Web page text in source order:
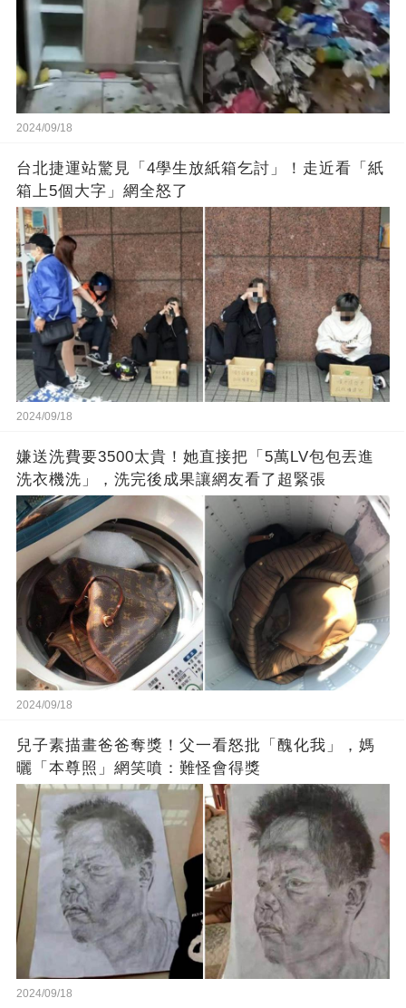
2024/09/18
台北捷運站驚見「4學生放紙箱乞討」！走近看「紙
箱上5個大字」網全怒了
2024/09/18
嫌送洗費要3500太貴！她直接把「5萬LV包包丟進
洗衣機洗」，洗完後成果讓網友看了超緊張
2024/09/18
兒子素描畫爸爸奪獎！父一看怒批「醜化我」，媽
曬「本尊照」網笑噴：難怪會得獎
2024/09/18